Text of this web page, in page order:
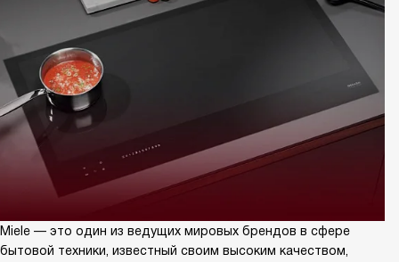
Miele — это один из ведущих мировых брендов в сфере
бытовой техники, известный своим высоким качеством,